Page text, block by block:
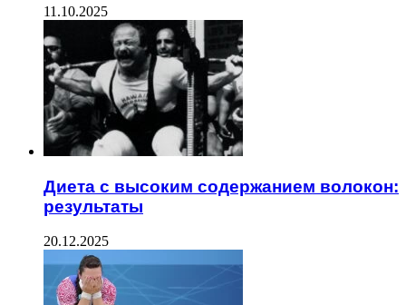
11.10.2025
Диета с высоким содержанием волокон:
результаты
20.12.2025